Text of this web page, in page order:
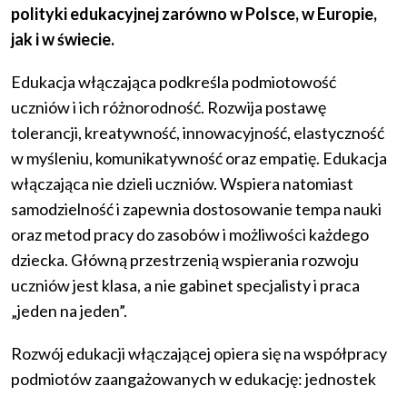
polityki edukacyjnej zarówno w Polsce, w Europie,
jak i w świecie.
Edukacja włączająca podkreśla podmiotowość
uczniów i ich różnorodność. Rozwija postawę
tolerancji, kreatywność, innowacyjność, elastyczność
w myśleniu, komunikatywność oraz empatię. Edukacja
włączająca nie dzieli uczniów. Wspiera natomiast
samodzielność i zapewnia dostosowanie tempa nauki
oraz metod pracy do zasobów i możliwości każdego
dziecka. Główną przestrzenią wspierania rozwoju
uczniów jest klasa, a nie gabinet specjalisty i praca
„jeden na jeden”.
Rozwój edukacji włączającej opiera się na współpracy
podmiotów zaangażowanych w edukację: jednostek